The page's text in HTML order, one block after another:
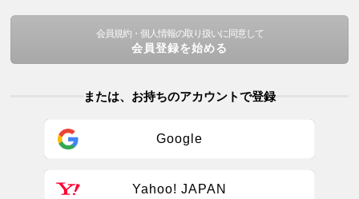
会員規約・個人情報の取り扱いに同意して
会員登録を始める
または、お持ちのアカウントで登録
Google
Yahoo! JAPAN